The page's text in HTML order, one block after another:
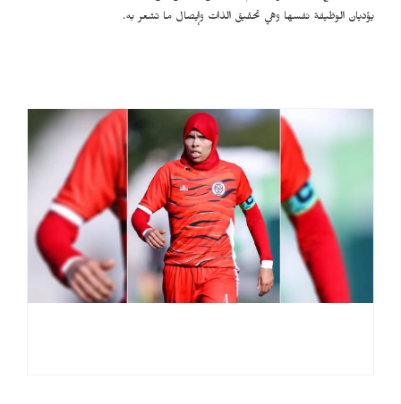
يؤديان الوظيفة نفسها وهي تحقيق الذات وإيصال ما تشعر به.